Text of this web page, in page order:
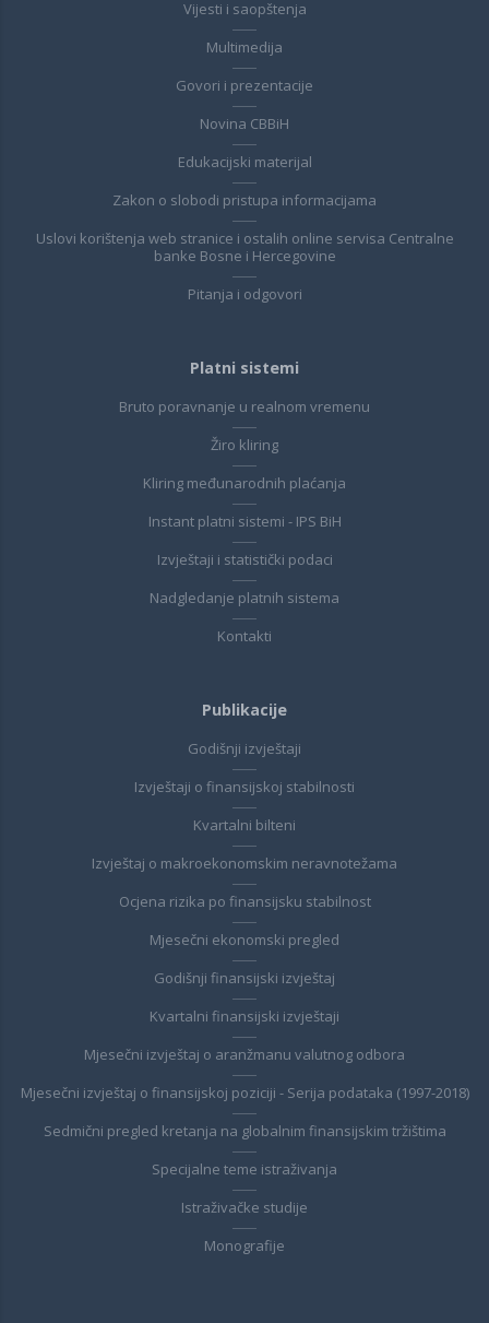
Vijesti i saopštenja
Multimedija
Govori i prezentacije
Novina CBBiH
Edukacijski materijal
Zakon o slobodi pristupa informacijama
Uslovi korištenja web stranice i ostalih online servisa Centralne
banke Bosne i Hercegovine
Pitanja i odgovori
Platni sistemi
Bruto poravnanje u realnom vremenu
Žiro kliring
Kliring međunarodnih plaćanja
Instant platni sistemi - IPS BiH
Izvještaji i statistički podaci
Nadgledanje platnih sistema
Kontakti
Publikacije
Godišnji izvještaji
Izvještaji o finansijskoj stabilnosti
Kvartalni bilteni
Izvještaj o makroekonomskim neravnotežama
Ocjena rizika po finansijsku stabilnost
Mjesečni ekonomski pregled
Godišnji finansijski izvještaj
Kvartalni finansijski izvještaji
Mjesečni izvještaj o aranžmanu valutnog odbora
Mjesečni izvještaj o finansijskoj poziciji - Serija podataka (1997-2018)
Sedmični pregled kretanja na globalnim finansijskim tržištima
Specijalne teme istraživanja
Istraživačke studije
Monografije